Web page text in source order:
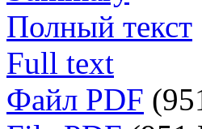
Полный текст
Full text
Файл PDF